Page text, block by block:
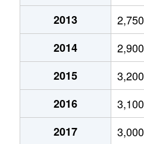
2,600万円
4,000万円
7,000万円
4,600万円
4,200万円
2013
2,750
2014
2,900
2015
3,200
2016
3,100
2017
3,000